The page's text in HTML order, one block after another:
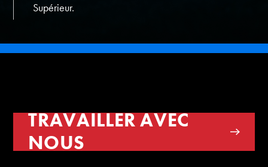
Supérieur.
TRAVAILLER AVEC
NOUS